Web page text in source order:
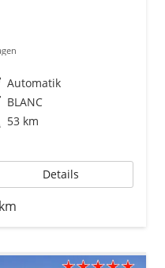
Automatik
BLANC
53 km
Details